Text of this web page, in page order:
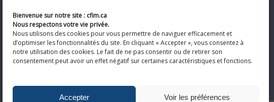
Bienvenue sur notre site : cfim.ca
Nous respectons votre vie privée.
Nous utilisons des cookies pour vous permettre de naviguer efficacement et
d’optimiser les fonctionnalités du site. En cliquant « Accepter », vous consentez à
notre utilisation des cookies. Le fait de ne pas consentir ou de retirer son
consentement peut avoir un effet négatif sur certaines caractéristiques et fonctions.
Accepter Voir les préférences